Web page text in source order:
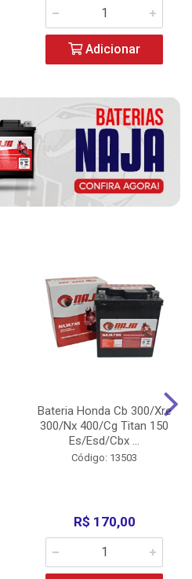
Adicionar
Bateria Honda Cb 300/Xre
300/Nx 400/Cg Titan 150
Es/Esd/Cbx ...
Código: 13503
R$ 170,00